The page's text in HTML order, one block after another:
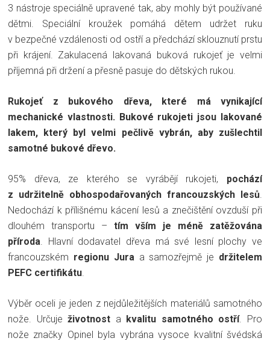
3 nástroje speciálně upravené tak, aby mohly být používané
dětmi. Speciální kroužek pomáhá dětem udržet ruku
v bezpečné vzdálenosti od ostří a předchází sklouznutí prstu
při krájení. Zakulacená lakovaná buková rukojeť je velmi
příjemná při držení a přesně pasuje do dětských rukou.
Rukojeť z bukového dřeva, které má vynikající
mechanické vlastnosti. Bukové rukojeti jsou lakované
lakem, který byl velmi pečlivě vybrán, aby zušlechtil
samotné bukové dřevo.
95% dřeva, ze kterého se vyrábějí rukojeti, pochází
z udržitelně obhospodařovaných francouzských lesů
Nedochází k přílišnému kácení lesů a znečištění ovzduší při
dlouhém transportu – tím vším je méně zatěžována
příroda . Hlavní dodavatel dřeva má své lesní plochy ve
francouzském regionu Jura a samozřejmě je držitelem
PEFC certifikátu
Výběr oceli je jeden z nejdůležitějších materiálů samotného
nože. Určuježivotnost a kvalitu samotného ostří. Pro
nože značky Opinel byla vybrána vysoce kvalitní švédská